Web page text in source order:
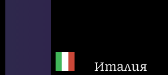
Италия